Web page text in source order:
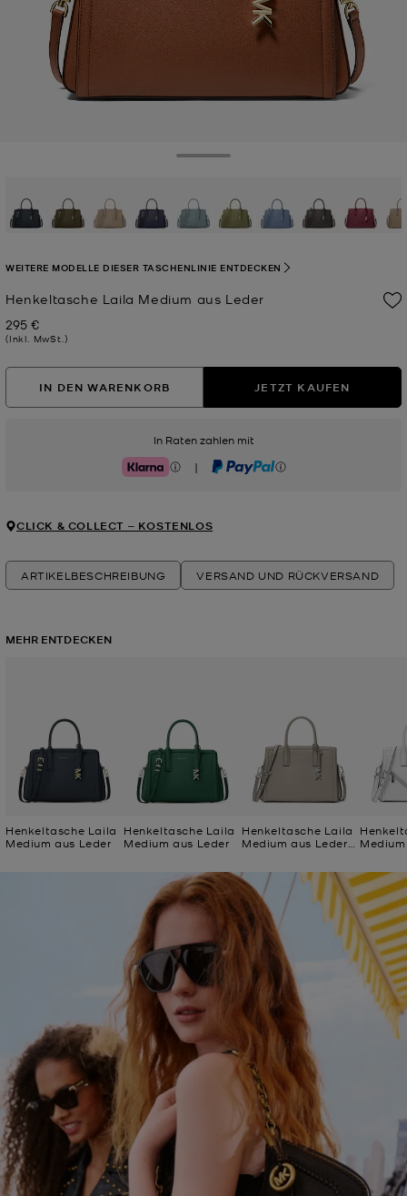
Henkeltasche Laila Medium aus Leder
Jetzt
295 €
(Inkl. MwSt.)
WEITERE MODELLE DIESER TASCHENLINIE ENTDECKEN
IN DEN WARENKORB JETZT KAUFEN
In Raten zahlen mit
Klarna | PayPal
CLICK & COLLECT ‒ KOSTENLOS
ARTIKELBESCHREIBUNG VERSAND UND RÜCKVERSAND
MEHR ENTDECKEN
Henkeltasche Laila
Medium aus Leder
Henkeltasche Laila
Medium aus Leder
Henkeltasche Laila
Medium aus Leder